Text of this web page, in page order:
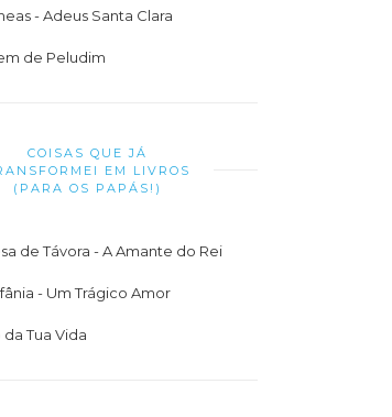
- Adeus Santa Clara
de Peludim
COISAS QUE JÁ
EM LIVROS
(PARA OS PAPÁS!)
de Távora - A Amante do Rei
- Um Trágico Amor
da Tua Vida